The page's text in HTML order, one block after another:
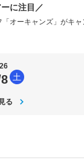
に注目／
「オーキャンズ」がキ
土
る